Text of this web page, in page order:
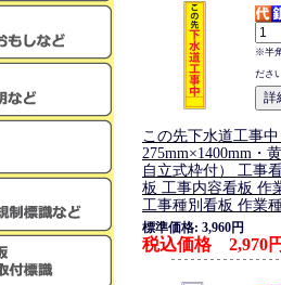
※半
ださ
この先下水道工事
275mm×1400mm・
自立式枠付） 工事
板 工事内容看板 作
工事種別看板 作業
標準価格: 3,960円
税込価格 2,970